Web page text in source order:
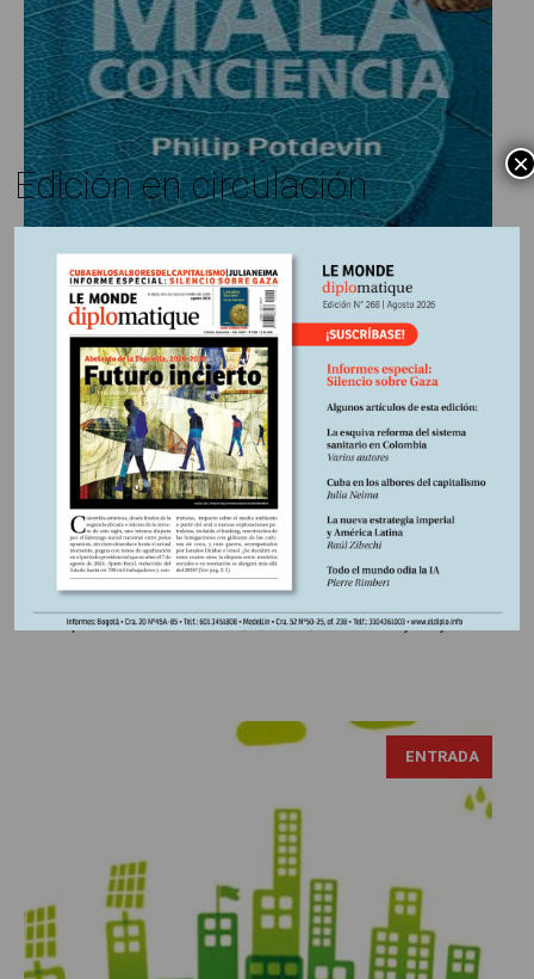
7 febrero, 2024 Escrito por: Libardo Sarmiento Anzola
Libros reseñados
Mala conciencia
Efraín González, apodado el “siete colores”, fue “el terror
de los liberales cachiporros, rojos, comunistas y ateos”
(Mala conciencia, p. 140). En su breve trashumar –lo
mataron a los 32 años de edad por orden del gobierno
conservador de Guillermo León Valencia (1962-1966)–,
dejó una estela de más de dos centenas de asesinatos en
los departamentos del Valle, Quindío, Santander y Boyacá.
ENTRADA
Edición en circulación ×